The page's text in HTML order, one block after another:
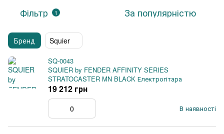
Фільтр 1 За популярністю
Бренд Squier
SQ-0043
SQUIER by FENDER AFFINITY SERIES
STRATOCASTER MN BLACK Електрогітара
В наявності
19 212 грн